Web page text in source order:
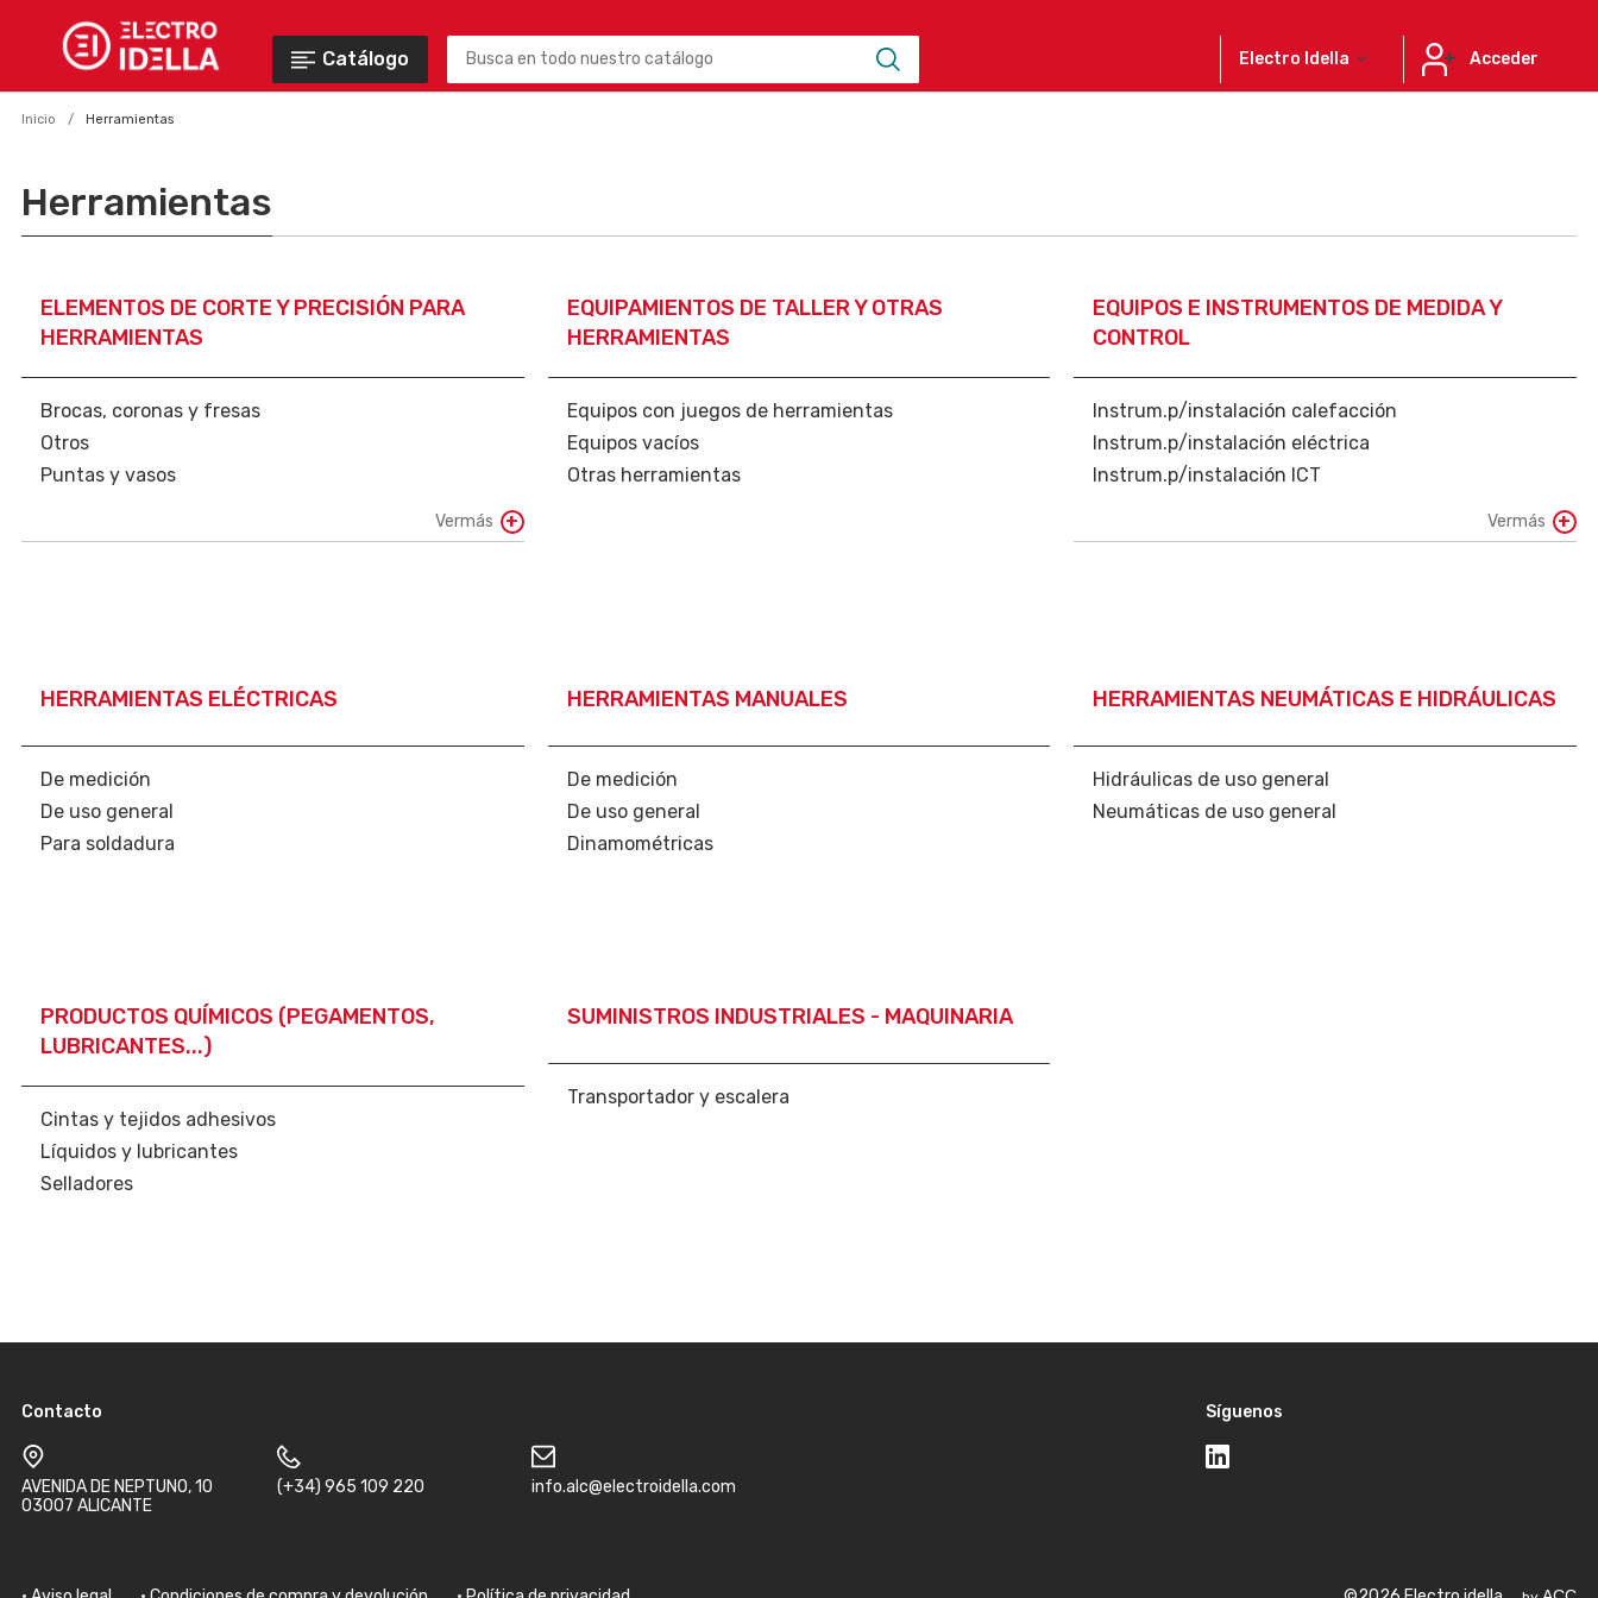
Electro Idella Acceder
Catálogo
Inicio Herramientas
Herramientas
ELEMENTOS DE CORTE Y PRECISIÓN PARA
HERRAMIENTAS
Brocas, coronas y fresas
Otros
Puntas y vasos
Vermás
EQUIPAMIENTOS DE TALLER Y OTRAS
HERRAMIENTAS
Equipos con juegos de herramientas
Equipos vacíos
Otras herramientas
EQUIPOS E INSTRUMENTOS DE MEDIDA Y
CONTROL
Instrum.p/instalación calefacción
Instrum.p/instalación eléctrica
Instrum.p/instalación ICT
Vermás
HERRAMIENTAS ELÉCTRICAS
De medición
De uso general
Para soldadura
HERRAMIENTAS MANUALES
De medición
De uso general
Dinamométricas
HERRAMIENTAS NEUMÁTICAS E HIDRÁULICAS
Hidráulicas de uso general
Neumáticas de uso general
PRODUCTOS QUÍMICOS (PEGAMENTOS,
LUBRICANTES...)
Cintas y tejidos adhesivos
Líquidos y lubricantes
Selladores
SUMINISTROS INDUSTRIALES - MAQUINARIA
Transportador y escalera
Contacto
AVENIDA DE NEPTUNO, 10
03007 ALICANTE
(+34) 965 109 220 info.alc@electroidella.com
Síguenos